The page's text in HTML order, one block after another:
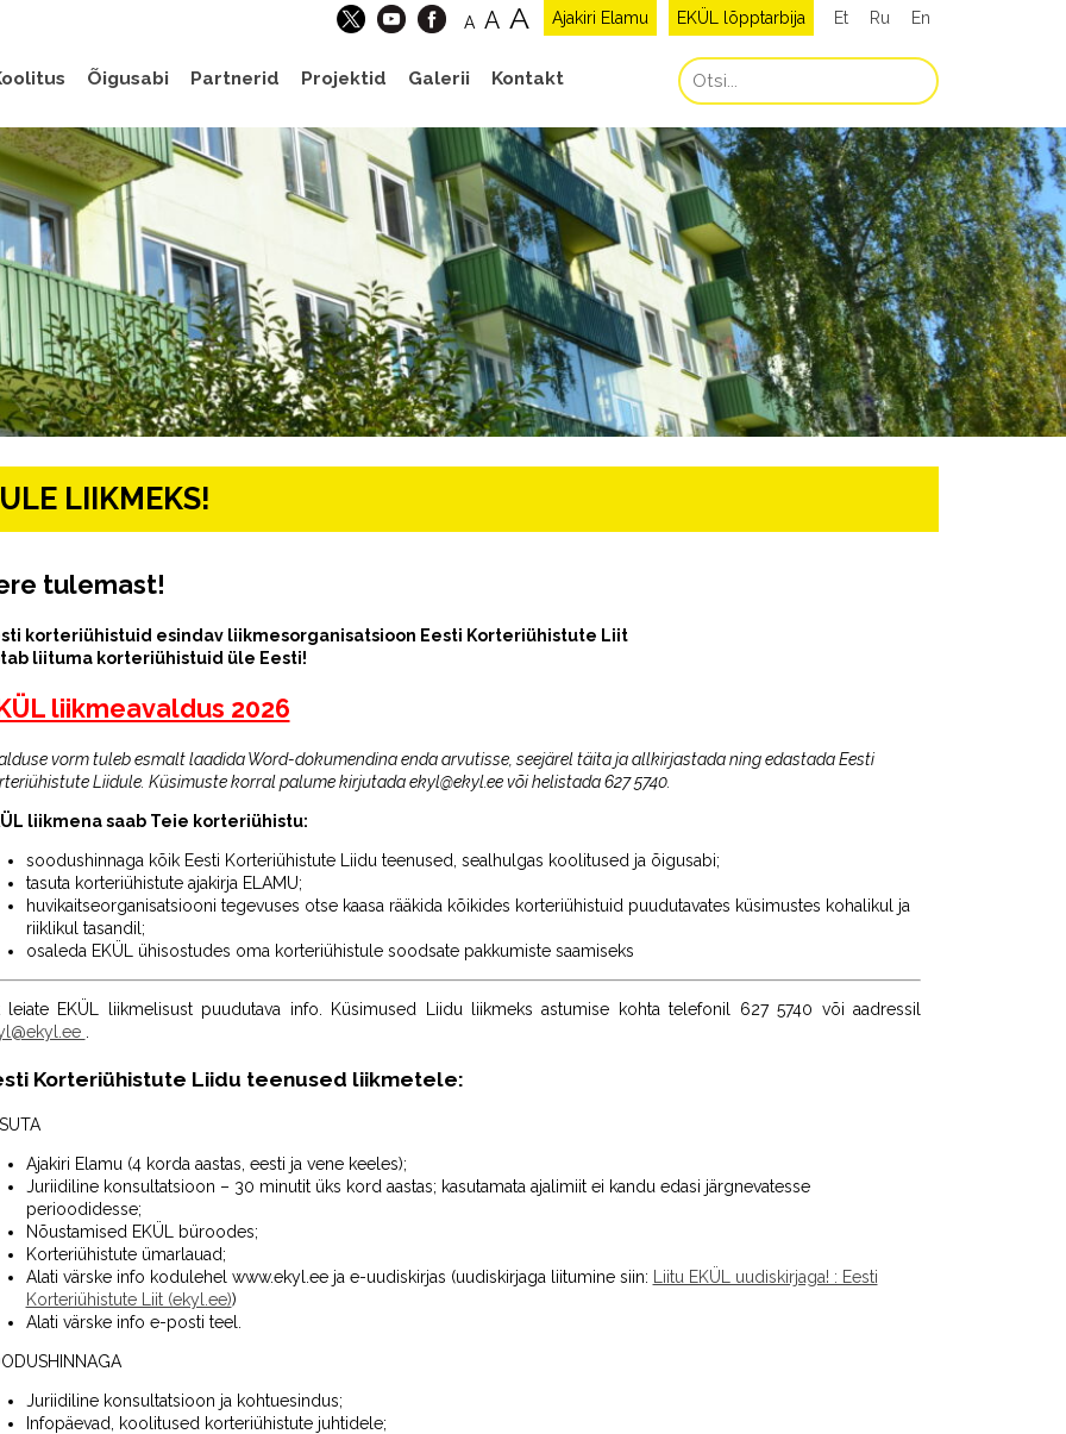
Et Ru En
EKÜL lõpptarbija
Ajakiri Elamu
A A A
Õigusabi Partnerid Projektid Galerii Kontakt
LIIKMEKS!
tulemast!
korteriühistuid esindav liikmesorganisatsioon Eesti Korteriühistute Liit
liituma korteriühistuid üle Eesti!
liikmeavaldus 2026
vorm tuleb esmalt laadida Word-dokumendina enda arvutisse, seejärel täita ja allkirjastada ning edastada Eesti
Liidule. Küsimuste korral palume kirjutada ekyl@ekyl.ee või helistada 627 5740.
liikmena saab Teie korteriühistu:
soodushinnaga kõik Eesti Korteriühistute Liidu teenused, sealhulgas koolitused ja õigusabi;
tasuta korteriühistute ajakirja ELAMU;
huvikaitseorganisatsiooni tegevuses otse kaasa rääkida kõikides korteriühistuid puudutavates küsimustes kohalikul ja
riiklikul tasandil;
osaleda EKÜL ühisostudes oma korteriühistule soodsate pakkumiste saamiseks
leiate EKÜL liikmelisust puudutava info. Küsimused Liidu liikmeks astumise kohta telefonil 627 5740 või aadressil
Korteriühistute Liidu teenused liikmetele:
Ajakiri Elamu (4 korda aastas, eesti ja vene keeles);
Juriidiline konsultatsioon – 30 minutit üks kord aastas; kasutamata ajalimiit ei kandu edasi järgnevatesse
perioodidesse;
Nõustamised EKÜL büroodes;
Korteriühistute ümarlauad;
Alati värske info kodulehel www.ekyl.ee ja e-uudiskirjas (uudiskirjaga liitumine siin:
Liitu EKÜL uudiskirjaga! : Eesti
Korteriühistute Liit (ekyl.ee))
Alati värske info e-posti teel.
Juriidiline konsultatsioon ja kohtuesindus;
Infopäevad, koolitused korteriühistute juhtidele;